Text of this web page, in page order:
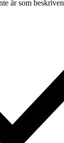
är som beskriven